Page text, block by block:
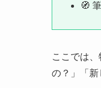
🧭
ここでは
の？」「新